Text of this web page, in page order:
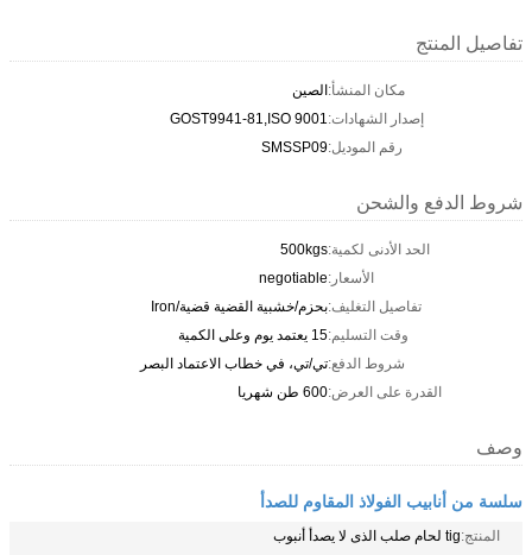
تفاصيل المنتج
مكان المنشأ:الصين
إصدار الشهادات:GOST9941-81,ISO 9001
رقم الموديل:SMSSP09
شروط الدفع والشحن
الحد الأدنى لكمية:500kgs
الأسعار:negotiable
تفاصيل التغليف:بحزم/خشبية القضية قضية/Iron
وقت التسليم:15 يعتمد يوم وعلى الكمية
شروط الدفع:تي/تي، في خطاب الاعتماد البصر
القدرة على العرض:600 طن شهريا
وصف
سلسة من أنابيب الفولاذ المقاوم للصدأ
المنتج:tig لحام صلب الذى لا يصدأ أنبوب